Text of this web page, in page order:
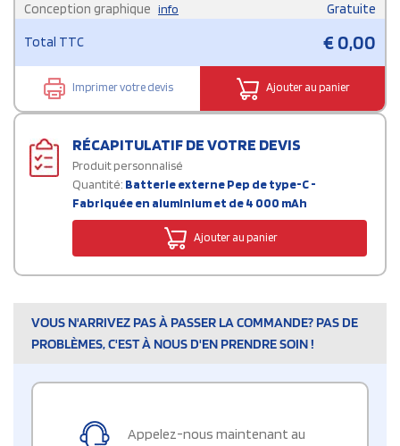
Conception graphique info Gratuite
Total TTC €0,00
Imprimer votre devis Ajouter au panier
RÉCAPITULATIF DE VOTRE DEVIS
Produit personnalisé
Quantité: Batterie externe Pep de type-C -
Fabriquée en aluminium et de 4 000 mAh
Ajouter au panier
VOUS N'ARRIVEZ PAS À PASSER LA COMMANDE? PAS DE
PROBLÈMES, C'EST À NOUS D'EN PRENDRE SOIN !
Appelez-nous maintenant au